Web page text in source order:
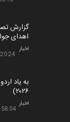
گزارش
اهدای
اخبار
۲۰۲۶)
اخبار